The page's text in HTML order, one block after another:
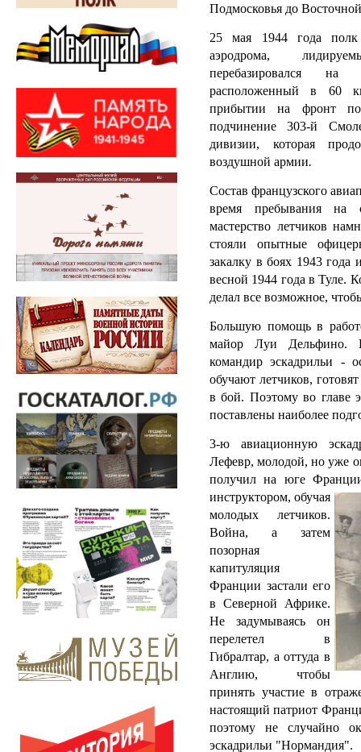
Подмосковья до
25 мая 1944 года
аэродрома,
перебазировался на
расположенный в 60
прибытии на фронт
подчинение 303-й
дивизии, которая
воздушной армии.
Состав французского
время пребывания на
мастерство летчиков
стояли опытные
закалку в боях 1943
весной 1944 года в Туле.
делал все возможное,
Большую помощь в
майор Луи Дельфино.
командир эскадрильи -
обучают летчиков,
в бой. Поэтому во главе
поставлены наиболее
3-ю авиационную
Лефевр, молодой, но уже
получил на юге
инструктором, обучая
молодых летчиков.
Война, а затем
позорная
капитуляция
Франции застали его
в Северной Африке.
Не задумываясь он
перелетел в
Гибралтар, а оттуда в
Англию, чтобы
принять участие в
настоящий патриот
поэтому не случайно
эскадрильи "Нормандия".